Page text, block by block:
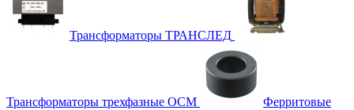
Трансформаторы ТРАНСЛЕД
Трансформаторы трехфазные ОСМ
Ферритовые